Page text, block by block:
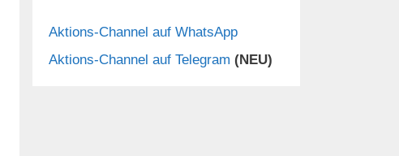
Aktions-Channel auf WhatsApp
Aktions-Channel auf Telegram (NEU)